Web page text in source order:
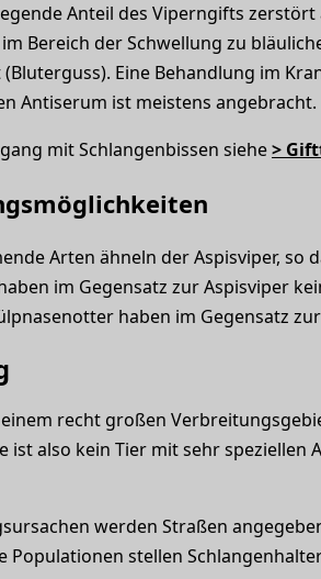
Anteil des Viperngifts
Bereich der Schwellung zu
Eine Behandlung im
Antiserum ist meistens angebracht.
mit Schlangenbissen siehe>
Arten ähneln der Aspisviper, so
im Gegensatz zur Aspisviper
haben im Gegensatz
recht großen
ist also kein Tier mit sehr
werden Straßen
Populationen stellen